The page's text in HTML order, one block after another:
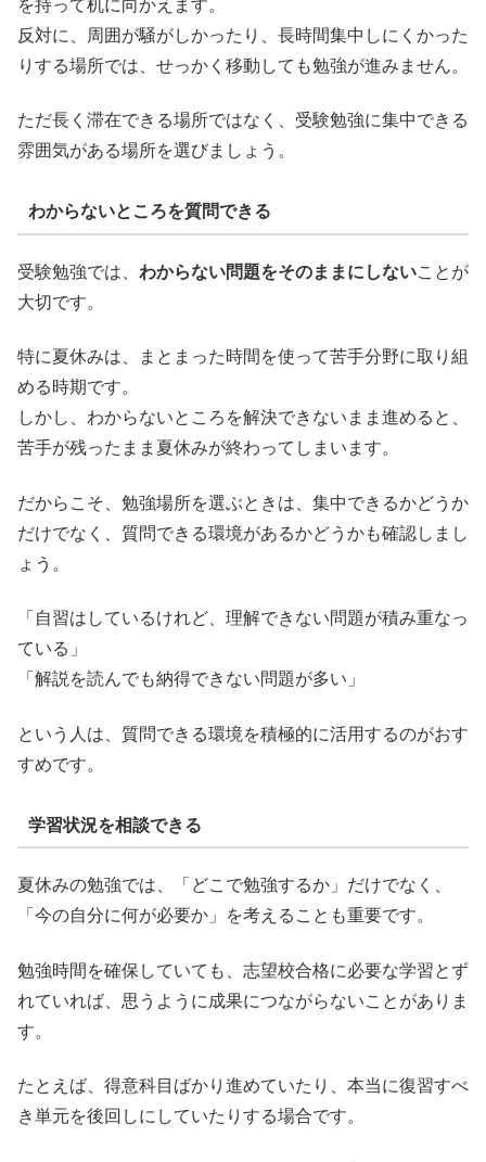
を持って机に向かえます。
反対に、周囲が騒がしかったり、長時間集中しにくかった
りする場所では、せっかく移動しても勉強が進みません。
ただ長く滞在できる場所ではなく、受験勉強に集中できる
雰囲気がある場所を選びましょう。
わからないところを質問できる
受験勉強では、 わからない問題をそのままにしないことが
大切です。
特に夏休みは、まとまった時間を使って苦手分野に取り組
める時期です。
しかし、わからないところを解決できないまま進めると、
苦手が残ったまま夏休みが終わってしまいます。
だからこそ、勉強場所を選ぶときは、集中できるかどうか
だけでなく、質問できる環境があるかどうかも確認しまし
ょう。
「自習はしているけれど、理解できない問題が積み重なっ
ている」
「解説を読んでも納得できない問題が多い」
という人は、質問できる環境を積極的に活用するのがおす
すめです。
学習状況を相談できる
夏休みの勉強では、「どこで勉強するか」だけでなく、
「今の自分に何が必要か」を考えることも重要です。
勉強時間を確保していても、志望校合格に必要な学習とず
れていれば、思うように成果につながらないことがありま
す。
たとえば、得意科目ばかり進めていたり、本当に復習すべ
き単元を後回しにしていたりする場合です。